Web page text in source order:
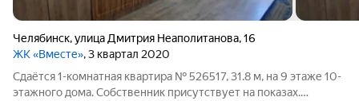
Челябинск,улица Дмитрия Неаполитанова,16
ЖК «Вместе», 3 квартал 2020
Сдаётся 1-комнатная квартира № 526517, 31.8 м, на 9 этаже 10-
этажного дома. Собственник присутствует на показах.